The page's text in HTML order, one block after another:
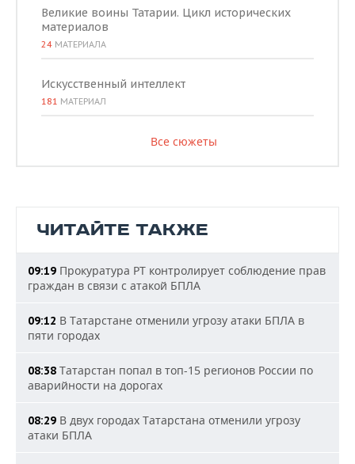
Великие воины Татарии. Цикл исторических
материалов
24 МАТЕРИАЛА
Искусственный интеллект
181 МАТЕРИАЛ
Все сюжеты
ЧИТАЙТЕ ТАКЖЕ
09:19 Прокуратура РТ контролирует соблюдение прав
граждан в связи с атакой БПЛА
09:12 В Татарстане отменили угрозу атаки БПЛА в
пяти городах
08:38 Татарстан попал в топ-15 регионов России по
аварийности на дорогах
08:29 В двух городах Татарстана отменили угрозу
атаки БПЛА